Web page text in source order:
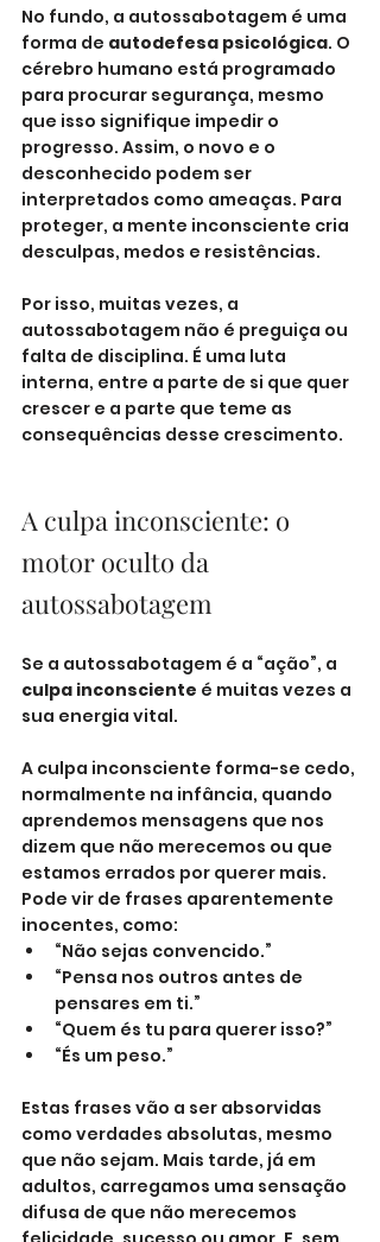
No fundo, a autossabotagem é uma
forma de autodefesa psicológica. O
cérebro humano está programado
para procurar segurança, mesmo
que isso signifique impedir o
progresso. Assim, o novo e o
desconhecido podem ser
interpretados como ameaças. Para
proteger, a mente inconsciente cria
desculpas, medos e resistências.
Por isso, muitas vezes, a
autossabotagem não é preguiça ou
falta de disciplina. É uma luta
interna, entre a parte de si que quer
crescer e a parte que teme as
consequências desse crescimento.
A culpa inconsciente: o
motor oculto da
autossabotagem
Se a autossabotagem é a “ação”, a
culpa inconsciente é muitas vezes a
sua energia vital.
A culpa inconsciente forma-se cedo,
normalmente na infância, quando
aprendemos mensagens que nos
dizem que não merecemos ou que
estamos errados por querer mais.
Pode vir de frases aparentemente
inocentes, como:
“Não sejas convencido.”
“Pensa nos outros antes de
pensares em ti.”
“Quem és tu para querer isso?”
“És um peso.”
Estas frases vão a ser absorvidas
como verdades absolutas, mesmo
que não sejam. Mais tarde, já em
adultos, carregamos uma sensação
difusa de que não merecemos